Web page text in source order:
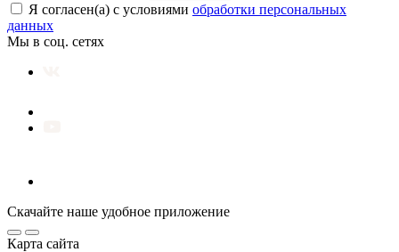
Я согласен(а) с условиями обработки персональных
данных
Мы в соц. сетях
Скачайте наше удобное приложение
Карта сайта